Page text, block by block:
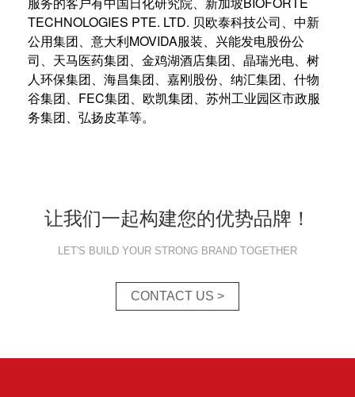
TECHNOLOGIES PTE. LTD. 贝欧泰科技公司、中新
公用集团、意大利MOVIDA服装、兴能发电股份公
司、天马医药集团、金鸡湖酒店集团、晶瑞光电、树
人环保集团、海昌集团、嘉刚股份、纳汇集团、什物
谷集团、FEC集团、欧凯集团、苏州工业园区市政服
务集团、弘扬皮革等。
让我们一起构建您的优势品牌！
LET'S BUILD YOUR STRONG BRAND TOGETHER
CONTACT US >